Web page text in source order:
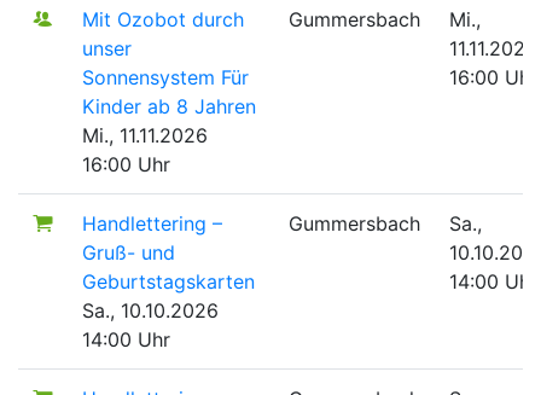
Mit Ozobot durch
unser
Sonnensystem Für
Kinder ab 8 Jahren
Mi., 11.11.2026
16:00 Uhr
Gummersbach
Mi.,
11.11.2026
16:00 Uhr
Handlettering –
Gruß- und
Geburtstagskarten
Sa., 10.10.2026
14:00 Uhr
Gummersbach
Sa.,
14:00 Uhr